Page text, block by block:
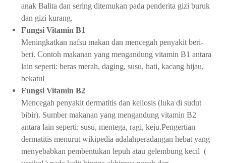
anak Balita dan sering ditemukan pada penderita gizi buruk
dan gizi kurang.
Fungsi Vitamin B1
Meningkatkan nafsu makan dan mencegah penyakit beri-
beri. Contoh makanan yang mengandung vitamin B1 antara
lain seperti: beras merah, daging, susu, hati, kacang hijau,
bekatul
Fungsi Vitamin B2
Mencegah penyakit dermatitis dan keilosis (luka di sudut
bibir). Sumber makanan yang mengandung vitamin B2
antara lain seperti: susu, mentega, ragi, keju.Pengertian
dermatitis menurut wikipedia adalahperadangan hebat yang
menyebabkan pembentukan lepuh atau gelembung kecil (